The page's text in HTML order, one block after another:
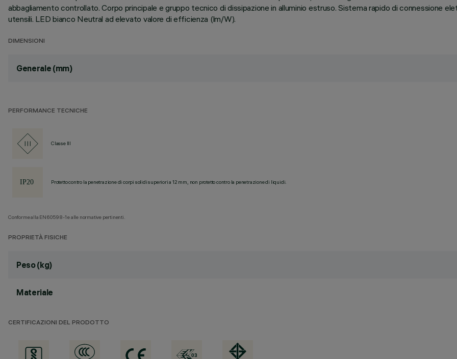
abbagliamento controllato. Corpo principale e gruppo tecnico di dissipazione in alluminio estruso. Sistema rapido di connessione
utensili. LED bianco Neutral ad elevato valore di efficienza (lm/W).
DIMENSIONI
Generale (mm)
PERFORMANCE TECNICHE
Classe III
Protetto contro la penetrazione di corpi solidi superiori a 12 mm, non protetto contro la penetrazione di liquidi.
Conforme alla EN60598-1 e alle normative pertinenti.
PROPRIETÀ FISICHE
Peso (kg)
Materiale
CERTIFICAZIONI DEL PRODOTTO